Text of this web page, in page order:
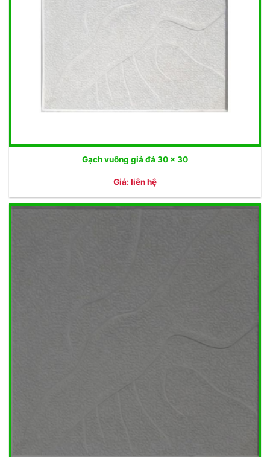
Gạch vuông giả đá 30 x 30
Giá: liên hệ